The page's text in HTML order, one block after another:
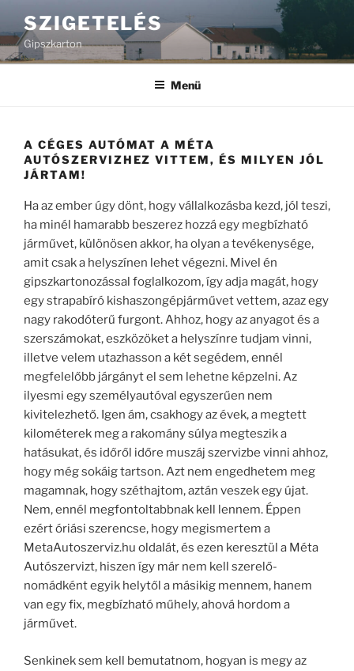
SZIGETELÉS
Gipszkarton
Menü
A CÉGES AUTÓMAT A MÉTA
AUTÓSZERVIZHEZ VITTEM, ÉS MILYEN JÓL
JÁRTAM!
Ha az ember úgy dönt, hogy vállalkozásba kezd, jól teszi,
ha minél hamarabb beszerez hozzá egy megbízható
járművet, különösen akkor, ha olyan a tevékenysége,
amit csak a helyszínen lehet végezni. Mivel én
gipszkartonozással foglalkozom, így adja magát, hogy
egy strapabíró kishaszongépjárművet vettem, azaz egy
nagy rakodóterű furgont. Ahhoz, hogy az anyagot és a
szerszámokat, eszközöket a helyszínre tudjam vinni,
illetve velem utazhasson a két segédem, ennél
megfelelőbb járgányt el sem lehetne képzelni. Az
ilyesmi egy személyautóval egyszerűen nem
kivitelezhető. Igen ám, csakhogy az évek, a megtett
kilométerek meg a rakomány súlya megteszik a
hatásukat, és időről időre muszáj szervizbe vinni ahhoz,
hogy még sokáig tartson. Azt nem engedhetem meg
magamnak, hogy széthajtom, aztán veszek egy újat.
Nem, ennél megfontoltabbnak kell lennem. Éppen
ezért óriási szerencse, hogy megismertem a
MetaAutoszerviz.hu oldalát, és ezen keresztül a Méta
Autószervizt, hiszen így már nem kell szerelő-
nomádként egyik helytől a másikig mennem, hanem
van egy fix, megbízható műhely, ahová hordom a
járművet.
Senkinek sem kell bemutatnom, hogyan is megy az